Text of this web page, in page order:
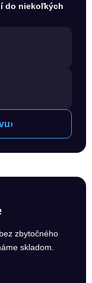
do niekoľkých
›
zbytočného
skladom.